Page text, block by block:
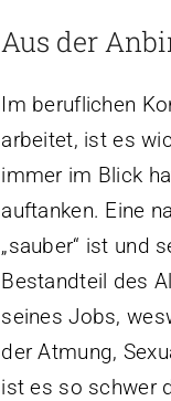
Aus der
Im beruflichen
arbeitet, ist es
immer im Blick
auftanken. Eine
„sauber“ ist und
Bestandteil des
seines Jobs,
der Atmung,
ist es so schwer